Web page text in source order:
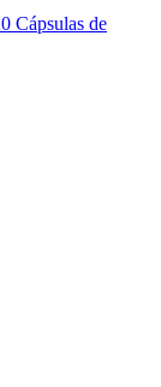
Cápsulas de